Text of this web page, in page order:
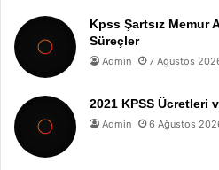
Kpss Şartsız Memur
Süreçler
Admin 7 Ağustos
2021 KPSS Ücretleri
Admin 6 Ağustos